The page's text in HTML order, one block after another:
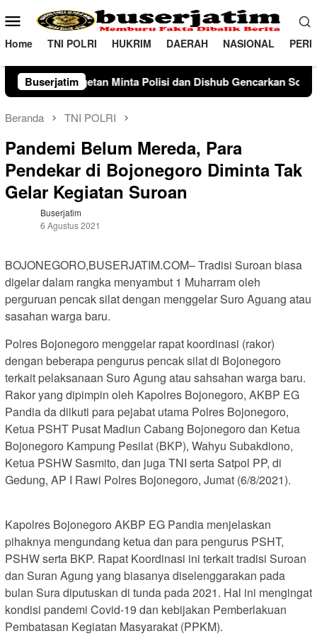
ke
konten
Menu
Mobile
Home TNI POLRI HUKRIM DAERAH NASIONAL
Buserjatim
Polisi dan Dishub Gencarkan Sosialisasi Edukasi
Beranda TNI POLRI
Pandemi Belum Mereda, Para
Pendekar di Bojonegoro Diminta Tak
Gelar Kegiatan Suroan
Buserjatim
6 Agustus 2021
BOJONEGORO,BUSERJATIM.COM– Tradisi Suroan biasa
digelar dalam rangka menyambut 1 Muharram oleh
perguruan pencak silat dengan menggelar Suro Aguang atau
sasahan warga baru.
Polres Bojonegoro menggelar rapat koordinasi (rakor)
dengan beberapa pengurus pencak silat di Bojonegoro
terkait pelaksanaan Suro Agung atau sahsahan warga baru.
Rakor yang dipimpin oleh Kapolres Bojonegoro, AKBP EG
Pandia da diikuti para pejabat utama Polres Bojonegoro,
Ketua PSHT Pusat Madiun Cabang Bojonegoro dan Ketua
Bojonegoro Kampung Pesilat (BKP), Wahyu Subakdiono,
Ketua PSHW Sasmito, dan juga TNI serta Satpol PP, di
Gedung, AP I Rawi Polres Bojonegoro, Jumat (6/8/2021).
Kapolres Bojonegoro AKBP EG Pandia menjelaskan
pihaknya mengundang ketua dan para pengurus PSHT,
PSHW serta BKP. Rapat Koordinasi ini terkait tradisi Suroan
dan Suran Agung yang biasanya diselenggarakan pada
bulan Sura diputuskan di tunda pada 2021. Hal ini mengingat
kondisi pandemi Covid-19 dan kebijakan Pemberlakuan
Pembatasan Kegiatan Masyarakat (PPKM).